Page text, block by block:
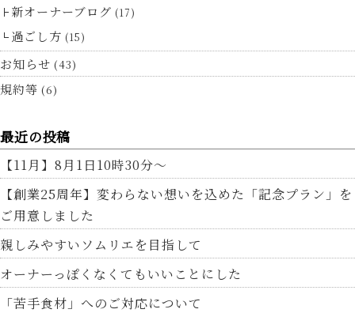
新オーナーブログ (17)
過ごし方 (15)
お知らせ (43)
規約等 (6)
最近の投稿
【11月】8月1日10時30分～
【創業25周年】変わらない想いを込めた「記念プラン」を
ご用意しました
親しみやすいソムリエを目指して
オーナーっぽくなくてもいいことにした
「苦手食材」へのご対応について